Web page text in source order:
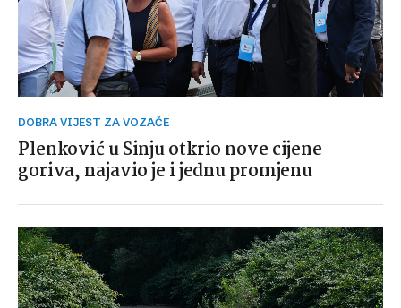
DOBRA VIJEST ZA VOZAČE
Plenković u Sinju otkrio nove cijene
goriva, najavio je i jednu promjenu